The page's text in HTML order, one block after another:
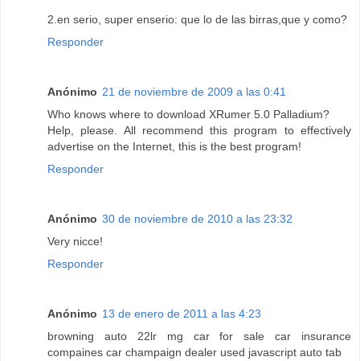
2.en serio, super enserio: que lo de las birras,que y como?
Responder
Anónimo 21 de noviembre de 2009 a las 0:41
Who knows where to download XRumer 5.0 Palladium?
Help, please. All recommend this program to effectively
advertise on the Internet, this is the best program!
Responder
Anónimo 30 de noviembre de 2010 a las 23:32
Very nicce!
Responder
Anónimo 13 de enero de 2011 a las 4:23
browning auto 22lr mg car for sale car insurance
compaines car champaign dealer used javascript auto tab